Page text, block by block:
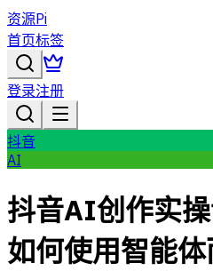
资源Pi
首页标签
登录注册
抖音
AI
抖音AI创作实
如何使用智能